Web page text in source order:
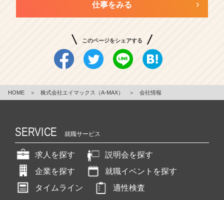
仕事をみる
このページをシェアする
HOME ＞ 株式会社エイマックス（A-MAX） ＞ 会社情報
SERVICE 就職サービス
求人を探す
説明会を探す
企業を探す
就職イベントを探す
タイムライン
適性検査